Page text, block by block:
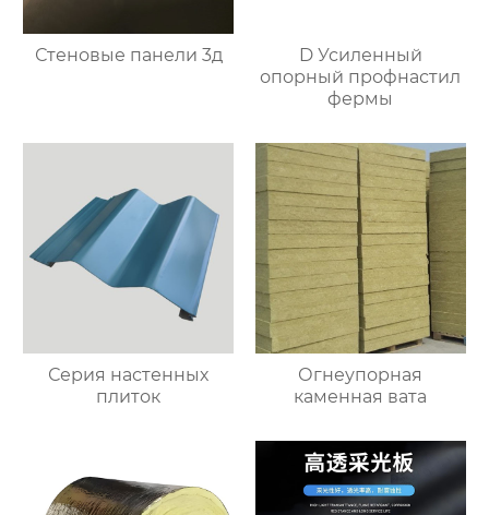
Стеновые панели 3д
D Усиленный
опорный профнастил
фермы
Серия настенных
плиток
Огнеупорная
каменная вата